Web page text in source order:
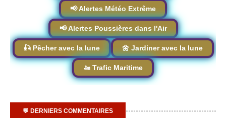
📢 Alertes Météo Extrême
📢 Alertes Poussières dans l'Air
🎣 Pêcher avec la lune 🌼 Jardiner avec la lune
🚤 Trafic Maritime
💬 DERNIERS COMMENTAIRES